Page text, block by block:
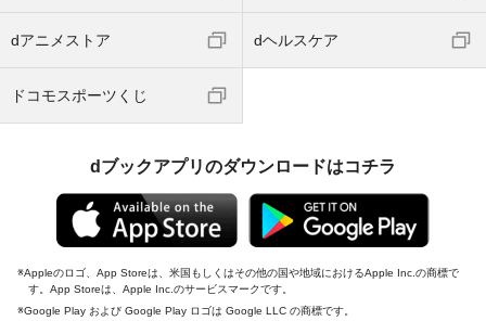
dアニメストア dヘルスケア
ドコモスポーツくじ
dブックアプリのダウンロードはコチラ
Appleのロゴ、App Storeは、米国もしくはその他の国や地域におけるApple Inc.の商標で
す。App Storeは、Apple Inc.のサービスマークです。
Google Play および Google Play ロゴは Google LLC の商標です。